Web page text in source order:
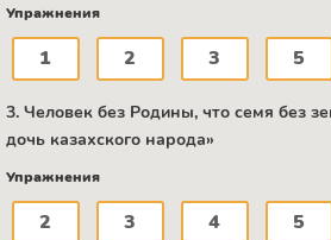
Упражнения
1 2 3 5
3. Человек без Родины, что семя без
дочь казахского народа»
Упражнения
2 3 4 5